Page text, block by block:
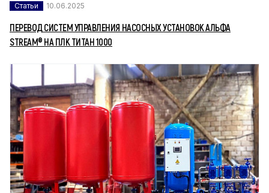
Статьи 10.06.2025
ПЕРЕВОД СИСТЕМ УПРАВЛЕНИЯ НАСОСНЫХ УСТАНОВОК АЛЬФА
STREAM® НА ПЛК ТИТАН 1000